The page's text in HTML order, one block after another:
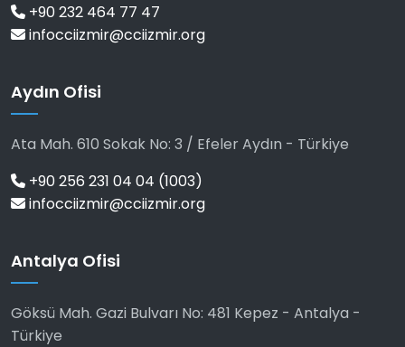
+90 232 464 77 47
infocciizmir@cciizmir.org
Aydın Ofisi
Ata Mah. 610 Sokak No: 3 / Efeler Aydın - Türkiye
+90 256 231 04 04 (1003)
infocciizmir@cciizmir.org
Antalya Ofisi
Göksü Mah. Gazi Bulvarı No: 481 Kepez - Antalya -
Türkiye